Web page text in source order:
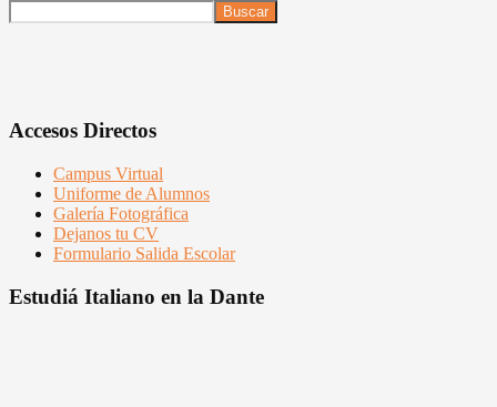
Buscar
Accesos Directos
Campus Virtual
Uniforme de Alumnos
Galería Fotográfica
Dejanos tu CV
Formulario Salida Escolar
Estudiá Italiano en la Dante